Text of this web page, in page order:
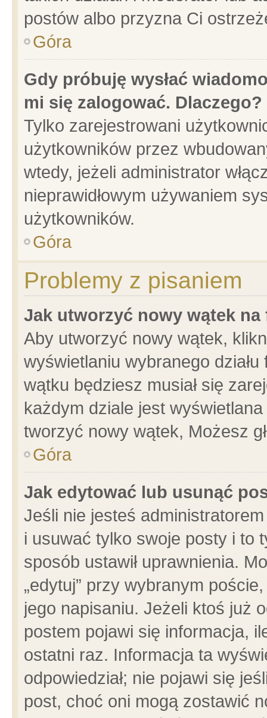
postów albo przyzna Ci
Góra
Gdy próbuję wysłać
mi się zalogować. Dlaczego?
Tylko zarejestrowani
użytkowników przez
wtedy, jeżeli administrator
nieprawidłowym używaniem
użytkowników.
Góra
Problemy z pisaniem
Jak utworzyć nowy wątek na
Aby utworzyć nowy wątek,
wyświetlaniu wybranego
wątku będziesz musiał się
każdym dziale jest
tworzyć nowy wątek, Możesz
Góra
Jak edytować lub usunąć
Jeśli nie jesteś
i usuwać tylko swoje posty i to
sposób ustawił uprawnienia.
„edytuj” przy wybranym
jego napisaniu. Jeżeli ktoś już
postem pojawi się informacja,
ostatni raz. Informacja ta
odpowiedział; nie pojawi się
post, choć oni mogą zostawić